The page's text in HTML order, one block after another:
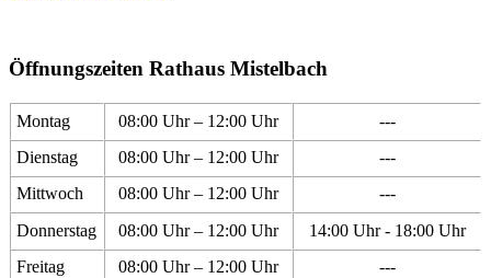
Öffnungszeiten Rathaus Mistelbach
Montag 08:00 Uhr – 12:00 Uhr
---
Dienstag
08:00 Uhr – 12:00 Uhr
---
Mittwoch
08:00 Uhr – 12:00 Uhr
---
Donnerstag
08:00 Uhr – 12:00 Uhr
14:00 Uhr - 18:00 Uhr
Freitag
08:00 Uhr – 12:00 Uhr
---